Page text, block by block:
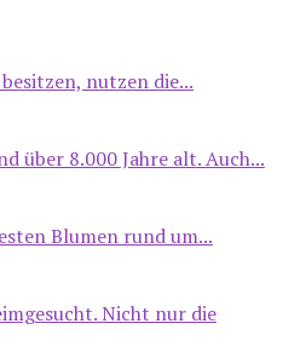
nutzen die...
über 8.000 Jahre alt. Auch...
Blumen rund um...
Nicht nur die